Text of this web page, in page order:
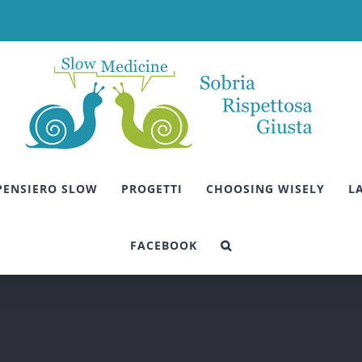
SLOW PROGETTI CHOOSING WISELY
FACEBOOK